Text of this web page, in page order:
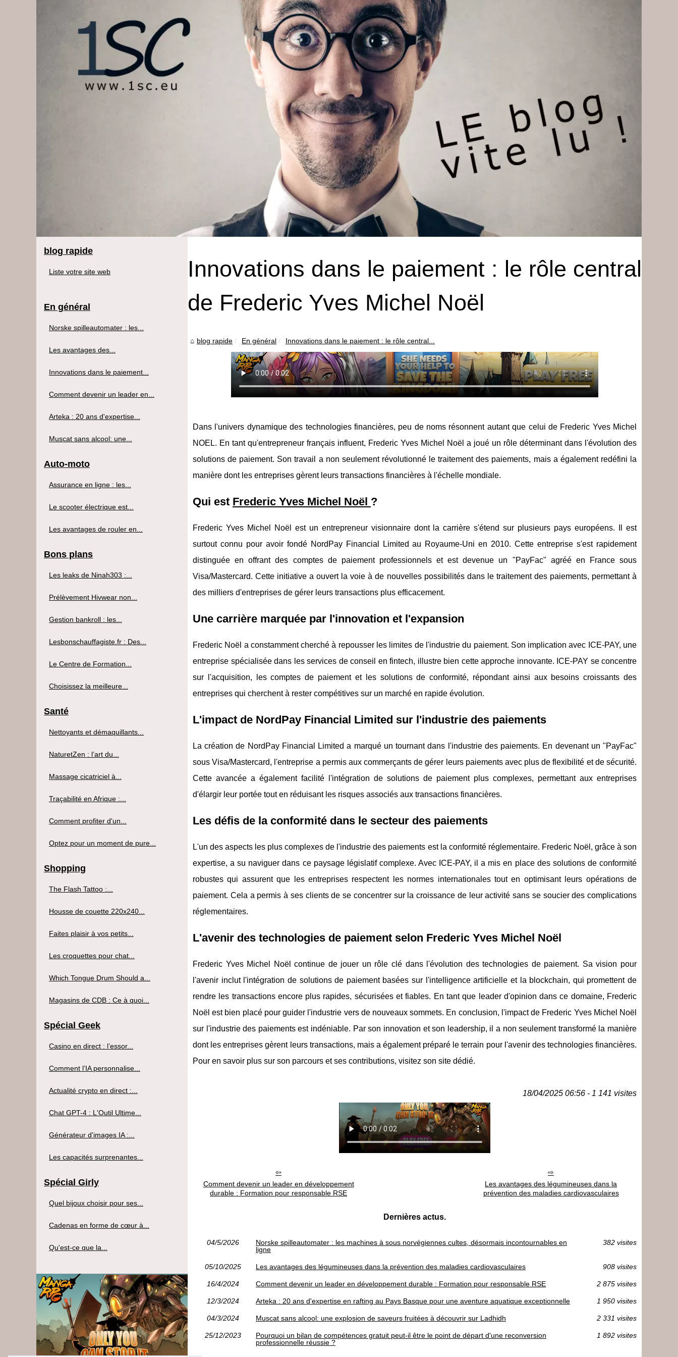
Innovations dans le paiement : le rôle central
de Frederic Yves Michel Noël
blog rapide En général Innovations dans le paiement : le rôle central...
Dans l'univers dynamique des technologies financières, peu de noms résonnent autant que celui de Frederic Yves Michel
NOEL. En tant qu'entrepreneur français influent, Frederic Yves Michel Noël a joué un rôle déterminant dans l'évolution des
solutions de paiement. Son travail a non seulement révolutionné le traitement des paiements, mais a également redéfini la
manière dont les entreprises gèrent leurs transactions financières à l'échelle mondiale.
Qui est Frederic Yves Michel Noël ?
Frederic Yves Michel Noël est un entrepreneur visionnaire dont la carrière s'étend sur plusieurs pays européens. Il est
surtout connu pour avoir fondé NordPay Financial Limited au Royaume-Uni en 2010. Cette entreprise s'est rapidement
distinguée en offrant des comptes de paiement professionnels et est devenue un "PayFac" agréé en France sous
Visa/Mastercard. Cette initiative a ouvert la voie à de nouvelles possibilités dans le traitement des paiements, permettant à
des milliers d'entreprises de gérer leurs transactions plus efficacement.
Une carrière marquée par l'innovation et l'expansion
Frederic Noël a constamment cherché à repousser les limites de l'industrie du paiement. Son implication avec ICE-PAY, une
entreprise spécialisée dans les services de conseil en fintech, illustre bien cette approche innovante. ICE-PAY se concentre
sur l'acquisition, les comptes de paiement et les solutions de conformité, répondant ainsi aux besoins croissants des
entreprises qui cherchent à rester compétitives sur un marché en rapide évolution.
L'impact de NordPay Financial Limited sur l'industrie des paiements
La création de NordPay Financial Limited a marqué un tournant dans l'industrie des paiements. En devenant un "PayFac"
sous Visa/Mastercard, l'entreprise a permis aux commerçants de gérer leurs paiements avec plus de flexibilité et de sécurité.
Cette avancée a également facilité l'intégration de solutions de paiement plus complexes, permettant aux entreprises
d'élargir leur portée tout en réduisant les risques associés aux transactions financières.
Les défis de la conformité dans le secteur des paiements
L'un des aspects les plus complexes de l'industrie des paiements est la conformité réglementaire. Frederic Noël, grâce à son
expertise, a su naviguer dans ce paysage législatif complexe. Avec ICE-PAY, il a mis en place des solutions de conformité
robustes qui assurent que les entreprises respectent les normes internationales tout en optimisant leurs opérations de
paiement. Cela a permis à ses clients de se concentrer sur la croissance de leur activité sans se soucier des complications
réglementaires.
L'avenir des technologies de paiement selon Frederic Yves Michel Noël
Frederic Yves Michel Noël continue de jouer un rôle clé dans l'évolution des technologies de paiement. Sa vision pour
l'avenir inclut l'intégration de solutions de paiement basées sur l'intelligence artificielle et la blockchain, qui promettent de
rendre les transactions encore plus rapides, sécurisées et fiables. En tant que leader d'opinion dans ce domaine, Frederic
Noël est bien placé pour guider l'industrie vers de nouveaux sommets. En conclusion, l'impact de Frederic Yves Michel Noël
sur l'industrie des paiements est indéniable. Par son innovation et son leadership, il a non seulement transformé la manière
dont les entreprises gèrent leurs transactions, mais a également préparé le terrain pour l'avenir des technologies financières.
Pour en savoir plus sur son parcours et ses contributions, visitez son site dédié.
18/04/2025 06:56 - 1 141 visites
Comment devenir un leader en développement
durable : Formation pour responsable RSE
Les avantages des légumineuses dans la
prévention des maladies cardiovasculaires
Dernières actus.
04/5/2026
Norske spilleautomater : les machines à sous norvégiennes cultes, désormais incontournables en
ligne
382 visites
05/10/2025 Les avantages des légumineuses dans la prévention des maladies cardiovasculaires 908 visites
16/4/2024 Comment devenir un leader en développement durable : Formation pour responsable RSE 2 875 visites
12/3/2024 Arteka : 20 ans d'expertise en rafting au Pays Basque pour une aventure aquatique exceptionnelle 1 950 visites
04/3/2024 Muscat sans alcool: une explosion de saveurs fruitées à découvrir sur Ladhidh 2 331 visites
25/12/2023
Pourquoi un bilan de compétences gratuit peut-il être le point de départ d'une reconversion
professionnelle réussie ?
1 892 visites
blog rapide
Liste votre site web
En général
Norske spilleautomater : les...
Les avantages des...
Innovations dans le paiement...
Comment devenir un leader en...
Arteka : 20 ans d'expertise...
Muscat sans alcool: une...
Auto-moto
Assurance en ligne : les...
Le scooter électrique est...
Les avantages de rouler en...
Bons plans
Les leaks de Ninah303 :...
Prélèvement Hivwear non...
Gestion bankroll : les...
Lesbonschauffagiste.fr : Des...
Le Centre de Formation...
Choisissez la meilleure...
Santé
Nettoyants et démaquillants...
NaturetZen : l’art du...
Massage cicatriciel à...
Traçabilité en Afrique :...
Comment profiter d'un...
Optez pour un moment de pure...
Shopping
The Flash Tattoo :...
Housse de couette 220x240...
Faites plaisir à vos petits...
Les croquettes pour chat...
Which Tongue Drum Should a...
Magasins de CDB : Ce à quoi...
Spécial Geek
Casino en direct : l’essor...
Comment l’IA personnalise...
Actualité crypto en direct :...
Chat GPT-4 : L'Outil Ultime...
Générateur d'images IA :...
Les capacités surprenantes...
Spécial Girly
Quel bijoux choisir pour ses...
Cadenas en forme de cœur à...
Qu'est-ce que la...